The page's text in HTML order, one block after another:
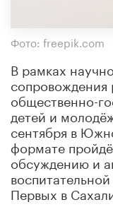
Фото: freepik.com
В рамках
общественно-
детей и
сентября в
формате
обсуждению и
Первых в